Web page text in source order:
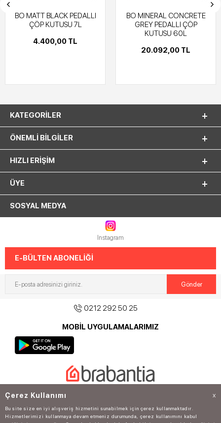
BO MATT BLACK PEDALLI
ÇÖP KUTUSU 7L
4.400,00 TL
BO MINERAL CONCRETE
GREY PEDALLI ÇÖP
KUTUSU 60L
20.092,00 TL
KATEGORILER
ÖNEMLI BILGILER
HIZLI ERIŞIM
ÜYE
SOSYAL MEDYA
Instagram
E-BÜLTEN ABONELİĞİ
0212 292 50 25
MOBİL UYGULAMALARIMIZ
Çerez Kullanımı X
Bu site size en iyi alışveriş hizmetini sunabilmek için çerez kullanmaktadır.
Hizmetlerimizi kullanmaya devam etmeniz durumunda, çerez kullanımını kabul